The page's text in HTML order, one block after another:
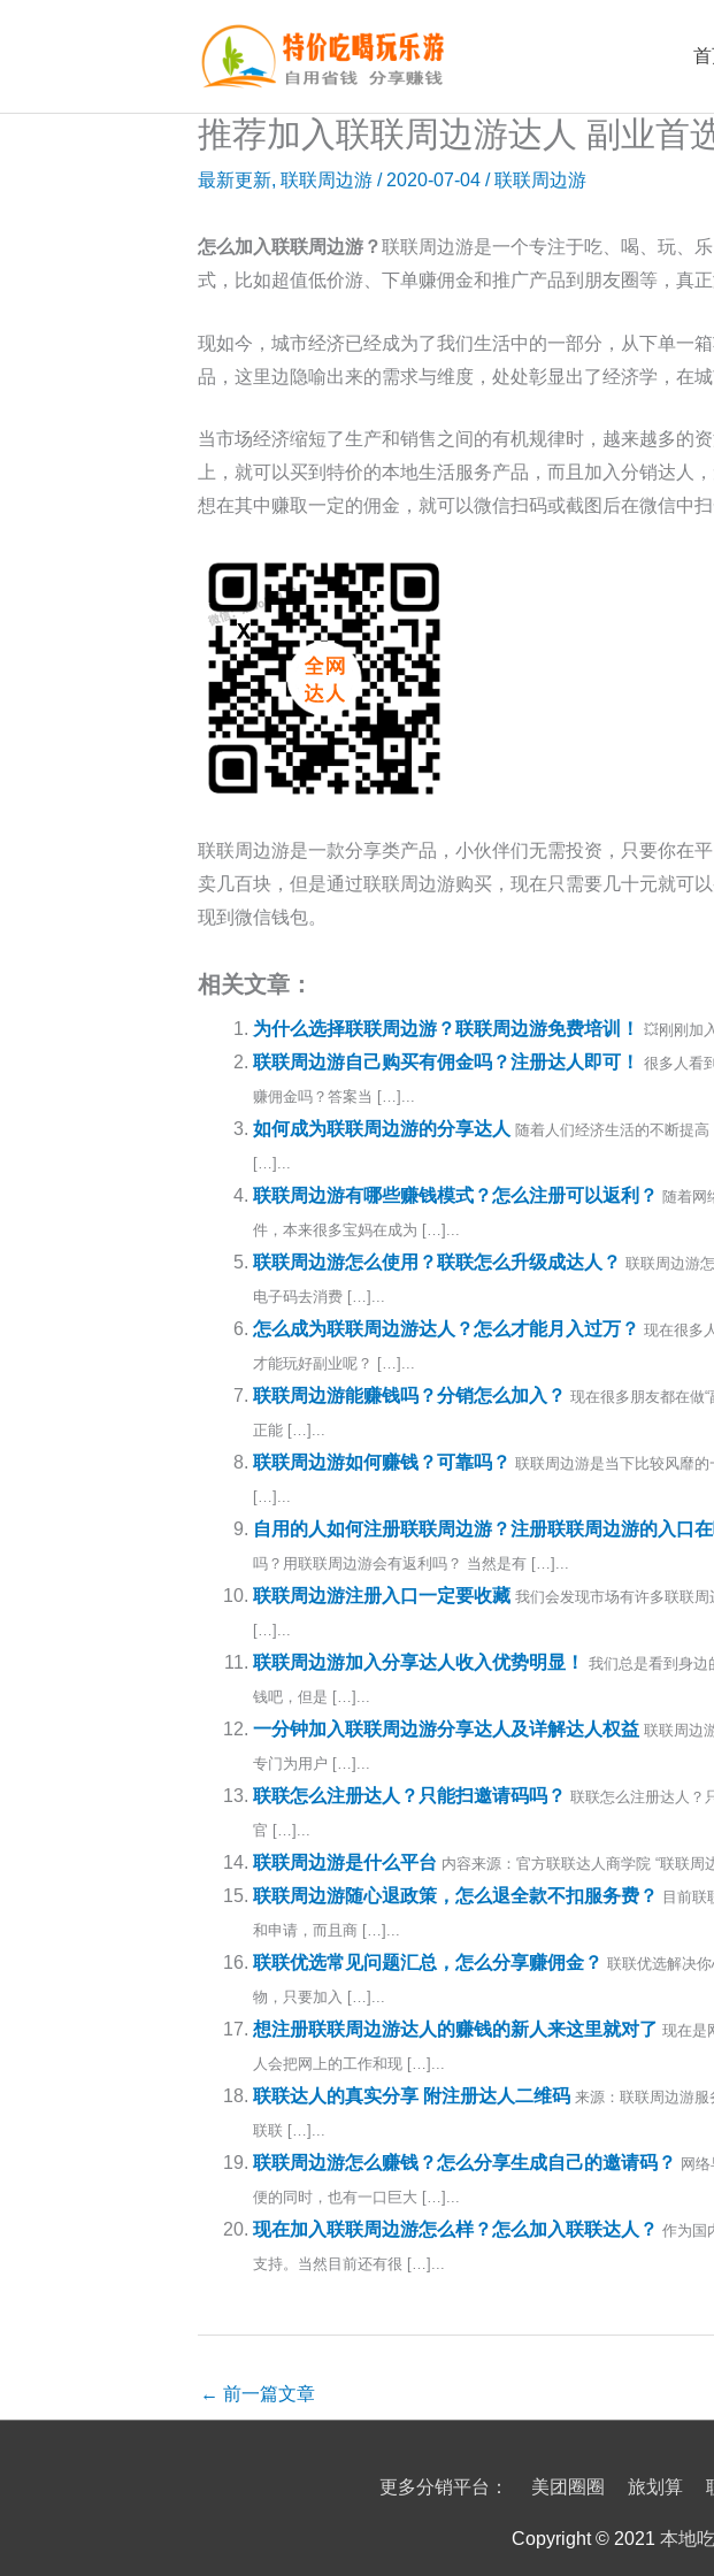
容
推荐加入联联周边游达人 副业首
最新更新, 联联周边游 / 2020-07-04 /联联周边游
怎么加入联联周边游？联联周边游是一个专注于吃、喝、玩、
式，比如超值低价游、下单赚佣金和推广产品到朋友圈等，真
现如今，城市经济已经成为了我们生活中的一部分，从下单一
品，这里边隐喻出来的需求与维度，处处彰显出了经济学，在城
当市场经济缩短了生产和销售之间的有机规律时，越来越多的
上，就可以买到特价的本地生活服务产品，而且加入分销达
想在其中赚取一定的佣金，就可以微信扫码或截图后在微信中
联联周边游是一款分享类产品，小伙伴们无需投资，只要你在
卖几百块，但是通过联联周边游购买，现在只需要几十元就可
现到微信钱包。
相关文章：
为什么选择联联周边游？联联周边游免费培训！ 💥刚刚加
联联周边游自己购买有佣金吗？注册达人即可！
很多人看
赚佣金吗？答案当 […]...
如何成为联联周边游的分享达人 随着人们经济生活的不断提
[…]...
联联周边游有哪些赚钱模式？怎么注册可以返利？ 随着网
件，本来很多宝妈在成为 […]...
联联周边游怎么使用？联联怎么升级成达人？ 联联周边游
电子码去消费 […]...
怎么成为联联周边游达人？怎么才能月入过万？ 现在很多
才能玩好副业呢？ […]...
联联周边游能赚钱吗？分销怎么加入？ 现在很多朋友都在做
正能 […]...
联联周边游如何赚钱？可靠吗？ 联联周边游是当下比较风靡
[…]...
自用的人如何注册联联周边游？注册联联周边游的入口
吗？用联联周边游会有返利吗？ 当然是有 […]...
联联周边游注册入口一定要收藏 我们会发现市场有许多联联
[…]...
联联周边游加入分享达人收入优势明显！
我们总是看到身边
钱吧，但是 […]...
一分钟加入联联周边游分享达人及详解达人权益 联联周边
专门为用户 […]...
联联怎么注册达人？只能扫邀请码吗？ 联联怎么注册达人？
官 […]...
联联周边游是什么平台 内容来源：官方联联达人商学院 “联联
联联周边游随心退政策，怎么退全款不扣服务费？
目前联
和申请，而且商 […]...
联联优选常见问题汇总，怎么分享赚佣金？ 联联优选解决
物，只要加入 […]...
想注册联联周边游达人的赚钱的新人来这里就对了 现在是
人会把网上的工作和现 […]...
联联达人的真实分享 附注册达人二维码 来源：联联周边游服
联联 […]...
联联周边游怎么赚钱？怎么分享生成自己的邀请码？ 网
便的同时，也有一口巨大 […]...
现在加入联联周边游怎么样？怎么加入联联达人？ 作为国
支持。当然目前还有很 […]...
← 前一篇文章
更多分销平台： 美团圈圈 旅划算
Copyright © 2021 本地